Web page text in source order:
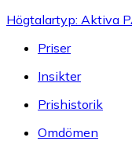
Högtalartyp: Aktiva
Priser
Insikter
Prishistorik
Omdömen